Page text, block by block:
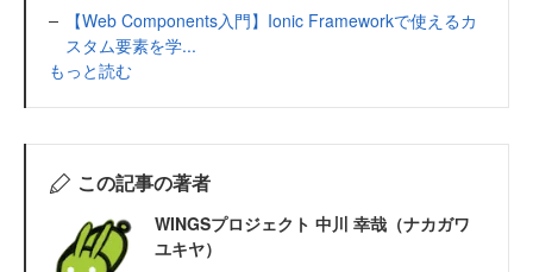
【Web Components入門】Ionic Frameworkで使えるカ
スタム要素を学...
もっと読む
この記事の著者
WINGSプロジェクト 中川 幸哉（ナカガワ
ユキヤ）